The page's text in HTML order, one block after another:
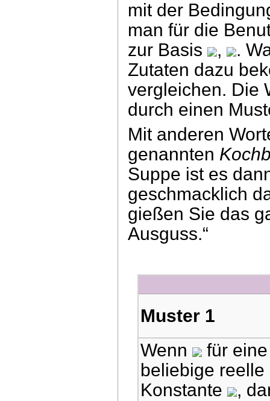
mit der
man für die
zur Basis , .
Zutaten dazu
vergleichen. Die
durch einen
Mit anderen
genannten
Suppe ist es
geschmacklich
gießen Sie das
Ausguss.“
Muster 1
Wenn
für eine
beliebige reelle
Konstante ,